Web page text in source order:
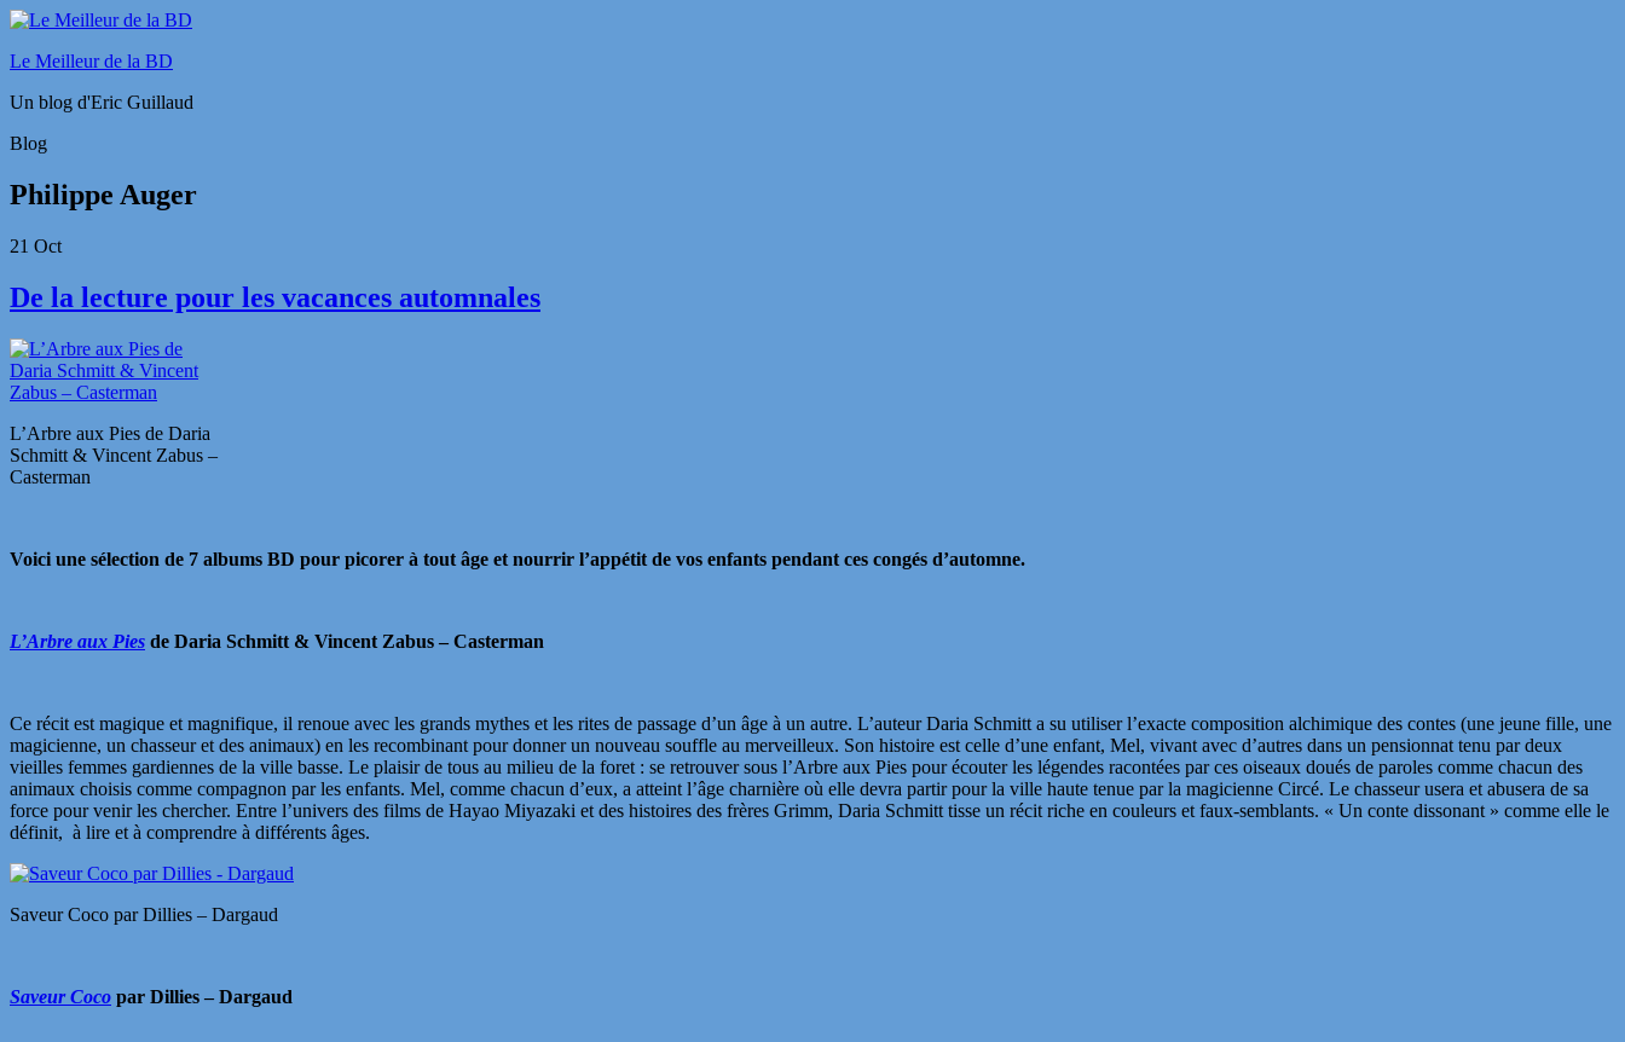
Le Meilleur de la BD
Un blog d'Eric Guillaud
Blog
Philippe Auger
21 Oct
De la lecture pour les vacances automnales
L’Arbre aux Pies de Daria
Schmitt & Vincent Zabus –
Casterman
Voici une sélection de 7 albums BD pour picorer à tout âge et nourrir l’appétit de vos enfants pendant ces congés d’automne.
L’Arbre aux Pies de Daria Schmitt & Vincent Zabus – Casterman
Ce récit est magique et magnifique, il renoue avec les grands mythes et les rites de passage d’un âge à un autre. L’auteur Daria Schmitt a su utiliser l’exacte composition alchimique des contes (une jeune fille, une
magicienne, un chasseur et des animaux) en les recombinant pour donner un nouveau souffle au merveilleux. Son histoire est celle d’une enfant, Mel, vivant avec d’autres dans un pensionnat tenu par deux
vieilles femmes gardiennes de la ville basse. Le plaisir de tous au milieu de la foret : se retrouver sous l’Arbre aux Pies pour écouter les légendes racontées par ces oiseaux doués de paroles comme chacun des
animaux choisis comme compagnon par les enfants. Mel, comme chacun d’eux, a atteint l’âge charnière où elle devra partir pour la ville haute tenue par la magicienne Circé. Le chasseur usera et abusera de sa
force pour venir les chercher. Entre l’univers des films de Hayao Miyazaki et des histoires des frères Grimm, Daria Schmitt tisse un récit riche en couleurs et faux-semblants. « Un conte dissonant » comme elle le
définit, à lire et à comprendre à différents âges.
Saveur Coco par Dillies – Dargaud
Saveur Coco par Dillies – Dargaud